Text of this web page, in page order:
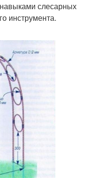
слесарных
инструмента.